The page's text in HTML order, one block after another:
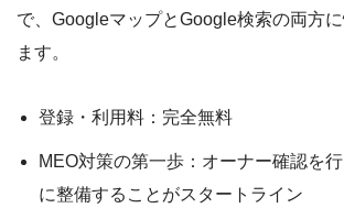
で、GoogleマップとGoogle検索の両方
ます。
登録・利用料：完全無料
MEO対策の第一歩：オーナー確認を
に整備することがスタートライン